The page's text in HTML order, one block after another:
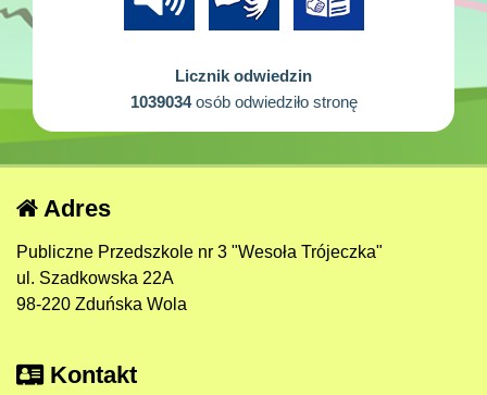
Licznik odwiedzin
1039034osób odwiedziło stronę
Adres
Publiczne Przedszkole nr 3 "Wesoła Trójeczka"
ul. Szadkowska 22A
98-220 Zduńska Wola
Kontakt